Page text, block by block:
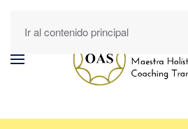
Ir al contenido principal